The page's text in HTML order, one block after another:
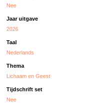
Nee
Jaar uitgave
2026
Taal
Nederlands
Thema
Lichaam en Geest
Tijdschrift set
Nee